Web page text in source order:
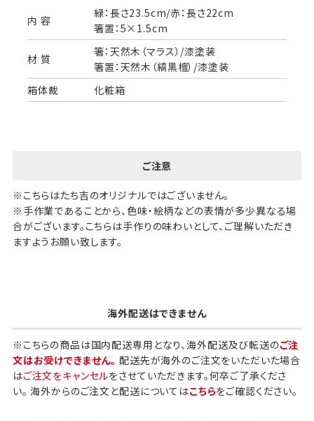
内 容
緑：長さ23.5cm/赤：長さ22cm
箸置：5×1.5cm
材 質
箸：天然木（マラス）/漆塗装
箸置：天然木（縞黒檀）/漆塗装
箱体裁
化粧箱
ご注意
※こちらはたち吉のオリジナルではございません。
※手作業であることから、色味・絵柄などの表情が多少異なる場
合がございます。こちらは手作りの味わいとして、ご理解いただき
ますようお願い致します。
海外配送はできません
※こちらの商品は国内配送専用となり、海外配送及び転送のご注
文はお受けできません。 配送先が海外のご注文をいただいた場合
はご注文をキャンセルをさせていただきます。何卒ご了承くださ
い。 海外からのご注文と配送についてはこちらをご確認ください。